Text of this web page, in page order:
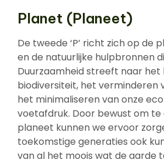
Planet (Planeet)
De tweede ‘P’ richt zich op de
en de natuurlijke hulpbronnen
Duurzaamheid streeft naar het
biodiversiteit, het verminderen
het minimaliseren van onze
voetafdruk. Door bewust om
planeet kunnen we ervoor
toekomstige generaties ook
van al het moois wat de aarde